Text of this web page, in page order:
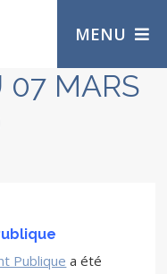
MENU
07 MARS
Publique a été